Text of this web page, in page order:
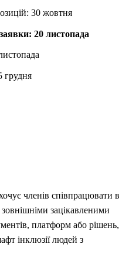
30 жовтня
20 листопада
грудня
членів співпрацювати в
зацікавленими
платформ або рішень,
інклюзії людей з